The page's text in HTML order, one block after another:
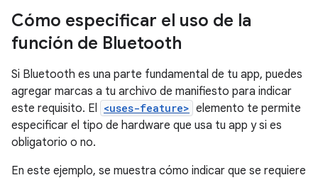
Cómo especificar el uso de la
función de Bluetooth
Si Bluetooth es una parte fundamental de tu app, puedes
agregar marcas a tu archivo de manifiesto para indicar
este requisito. El <uses-feature> elemento te permite
especificar el tipo de hardware que usa tu app y si es
obligatorio o no.
En este ejemplo, se muestra cómo indicar que se requiere